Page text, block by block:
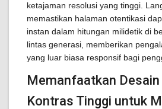
ketajaman resolusi yang tinggi.
memastikan halaman otentikasi
instan dalam hitungan milidetik di
lintas generasi, memberikan
yang luar biasa responsif bagi
Memanfaatkan Desain
Kontras Tinggi untuk